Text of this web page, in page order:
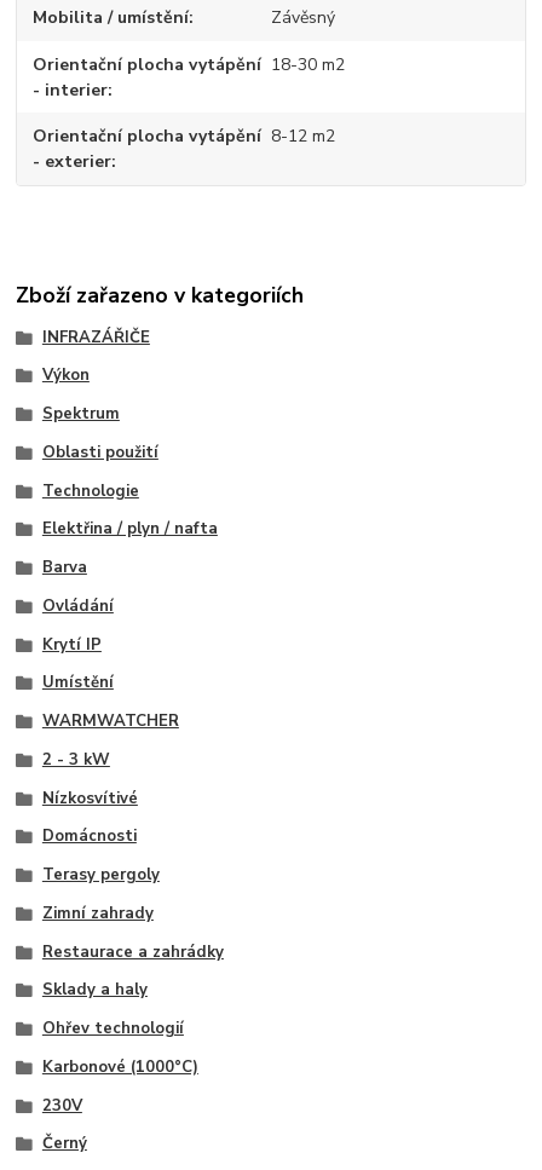
Mobilita / umístění Závěsný
Orientační plocha vytápění
- interier
18-30 m2
Orientační plocha vytápění
- exterier
8-12 m2
Zboží zařazeno v kategoriích
INFRAZÁŘIČE
Výkon
Spektrum
Oblasti použití
Technologie
Elektřina / plyn / nafta
Barva
Ovládání
Krytí IP
Umístění
WARMWATCHER
2 - 3 kW
Nízkosvítivé
Domácnosti
Terasy pergoly
Zimní zahrady
Restaurace a zahrádky
Sklady a haly
Ohřev technologií
Karbonové (1000°C)
230V
Černý